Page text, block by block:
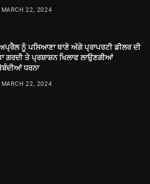
MARCH 22, 2024
ਨੂੰ ਪਸਿਆਣਾ ਥਾਣੇ ਅੱਗੇ ਪ੍ਰਾਪਰਟੀ ਡੀਲਰ ਦੀ
ਗਰਦੀ ਤੇ ਪ੍ਰਸ਼ਾਸ਼ਨ ਖਿਲਾਫ ਲਾਉਣਗੀਆਂ
ਧਰਨਾ
MARCH 22, 2024